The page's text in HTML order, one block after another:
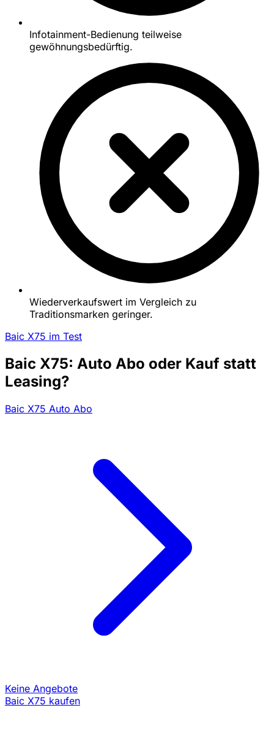
Infotainment-Bedienung teilweise
gewöhnungsbedürftig.
Wiederverkaufswert im Vergleich zu
Traditionsmarken geringer.
Baic X75 im Test
Baic X75: Auto Abo oder Kauf statt
Leasing?
Baic X75 Auto Abo
Keine Angebote
Baic X75 kaufen